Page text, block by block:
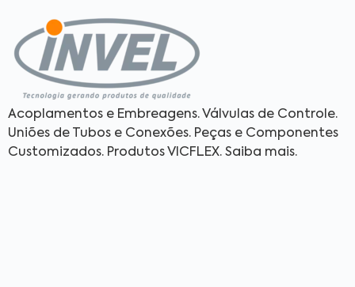
Acoplamentos e Embreagens. Válvulas de Controle.
Uniões de Tubos e Conexões. Peças e Componentes
Customizados. Produtos VICFLEX. Saiba mais.